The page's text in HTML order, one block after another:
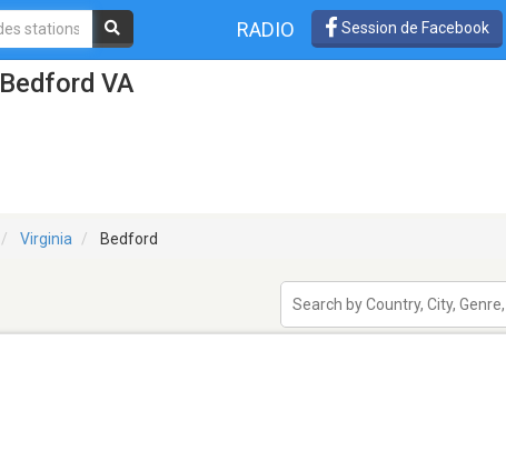
RADIO Session de Facebook
VA
Virginia Bedford